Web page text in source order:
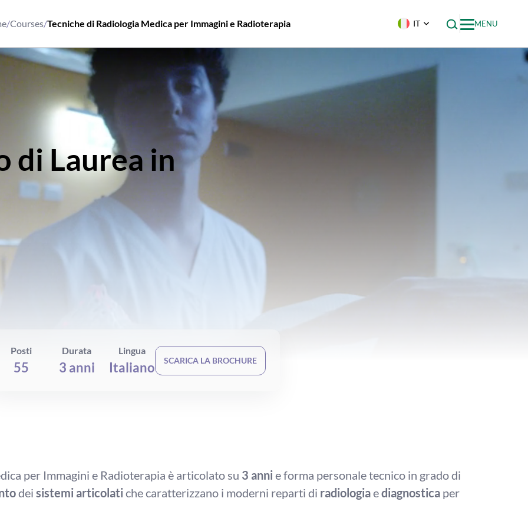
/Courses/Tecniche di Radiologia Medica per Immagini e Radioterapia IT MENU
di Laurea inTecniche di
Medica per Immagini e
Radioterapia
Posti
55
Durata
3 anni
Lingua
Italiano SCARICA LA BROCHURE
per Immagini e Radioterapia è articolato su 3 annie forma personale tecnico in grado di
dei sistemi articolatiche caratterizzano i moderni reparti di radiologiaediagnostica per